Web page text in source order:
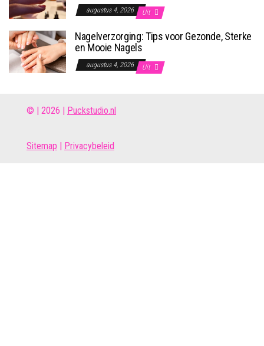
augustus 4, 2026 Uit
Nagelverzorging: Tips voor Gezonde, Sterke
en Mooie Nagels
augustus 4, 2026 Uit
© | 2026 | Puckstudio.nl
Sitemap Privacybeleid